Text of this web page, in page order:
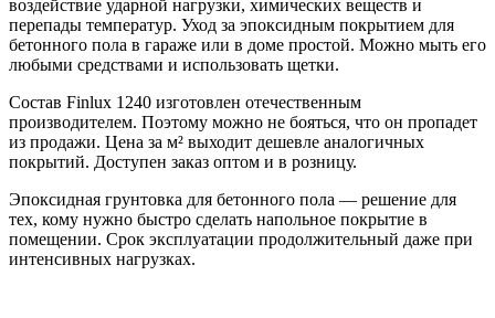
воздействие ударной нагрузки, химических веществ и
перепады температур. Уход за эпоксидным покрытием для
бетонного пола в гараже или в доме простой. Можно мыть его
любыми средствами и использовать щетки.
Состав Finlux 1240 изготовлен отечественным
производителем. Поэтому можно не бояться, что он пропадет
из продажи. Цена за м² выходит дешевле аналогичных
покрытий. Доступен заказ оптом и в розницу.
Эпоксидная грунтовка для бетонного пола — решение для
тех, кому нужно быстро сделать напольное покрытие в
помещении. Срок эксплуатации продолжительный даже при
интенсивных нагрузках.